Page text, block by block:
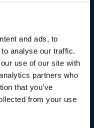
and ads, to
analyse our traffic.
use of our site with
partners who
that you’ve
from your use